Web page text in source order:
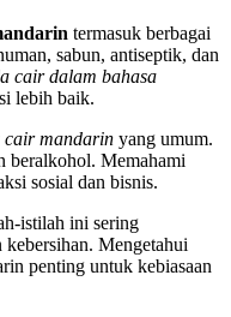
termasuk berbagai
sabun, antiseptik, dan
cair dalam bahasa
lebih baik.
cair mandarin yang umum.
beralkohol. Memahami
sosial dan bisnis.
istilah ini sering
kebersihan. Mengetahui
penting untuk kebiasaan